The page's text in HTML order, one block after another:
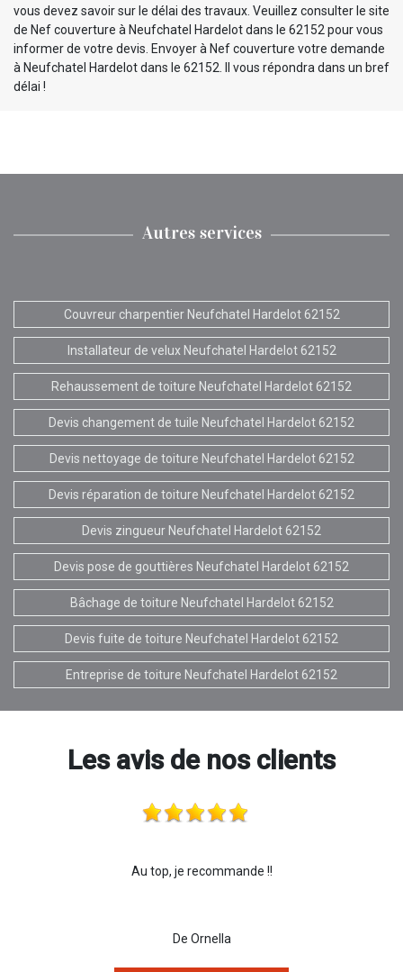
vous devez savoir sur le délai des travaux. Veuillez consulter le site
de Nef couverture à Neufchatel Hardelot dans le 62152 pour vous
informer de votre devis. Envoyer à Nef couverture votre demande
à Neufchatel Hardelot dans le 62152. Il vous répondra dans un bref
délai !
Autres services
Couvreur charpentier Neufchatel Hardelot 62152
Installateur de velux Neufchatel Hardelot 62152
Rehaussement de toiture Neufchatel Hardelot 62152
Devis changement de tuile Neufchatel Hardelot 62152
Devis nettoyage de toiture Neufchatel Hardelot 62152
Devis réparation de toiture Neufchatel Hardelot 62152
Devis zingueur Neufchatel Hardelot 62152
Devis pose de gouttières Neufchatel Hardelot 62152
Bâchage de toiture Neufchatel Hardelot 62152
Devis fuite de toiture Neufchatel Hardelot 62152
Entreprise de toiture Neufchatel Hardelot 62152
Les avis de nos clients
Au top, je recommande !!
De Ornella